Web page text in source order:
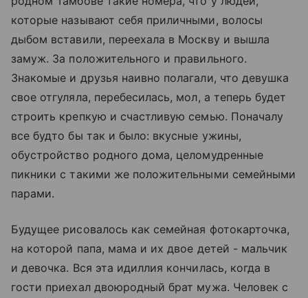
которые называют себя приличными, волосы
дыбом вставили, переехала в Москву и вышла
замуж. За положительного и правильного.
Знакомые и друзья наивно полагали, что девушка
свое отгуляла, перебесилась, мол, а теперь будет
строить крепкую и счастливую семью. Поначалу
все будто бы так и было: вкусные ужины,
обустройство родного дома, целомудренные
пикники с такими же положительными семейными
парами.
Будущее рисовалось как семейная фотокарточка,
на которой папа, мама и их двое детей - мальчик
и девочка. Вся эта идиллия кончилась, когда в
гости приехал двоюродный брат мужа. Человек с